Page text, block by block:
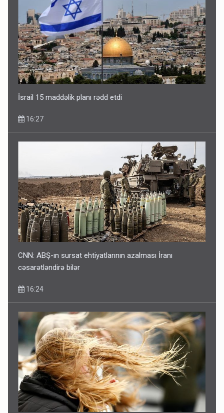
İsrail 15 maddəlik planı rədd etdi
16:27
CNN: ABŞ-ın sursat ehtiyatlarının azalması İranı
cəsarətləndirə bilər
16:24